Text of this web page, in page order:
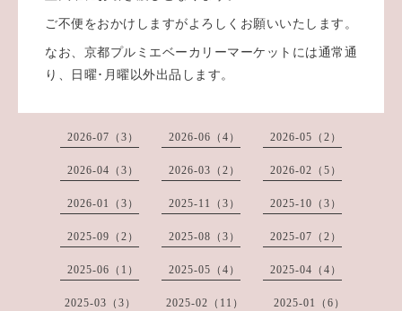
ご不便をおかけしますがよろしくお願いいたします。
なお、京都プルミエベーカリーマーケットには通常通
り、日曜･月曜以外出品します。
2026-07（3） 2026-06（4） 2026-05（2）
2026-04（3） 2026-03（2） 2026-02（5）
2026-01（3） 2025-11（3） 2025-10（3）
2025-09（2） 2025-08（3） 2025-07（2）
2025-06（1） 2025-05（4） 2025-04（4）
2025-03（3） 2025-02（11） 2025-01（6）